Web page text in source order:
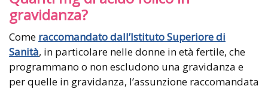
gravidanza?
Come raccomandato dall’Istituto Superiore di
Sanità, in particolare nelle donne in età fertile, che
programmano o non escludono una gravidanza e
per quelle in gravidanza, l’assunzione raccomandata